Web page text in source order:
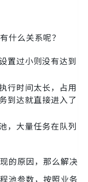
什么关系呢？
置过小则没有达到
行时间太长，占用
到达就直接进入了
，大量任务在队列
的原因，那么解决
池参数，按照业务